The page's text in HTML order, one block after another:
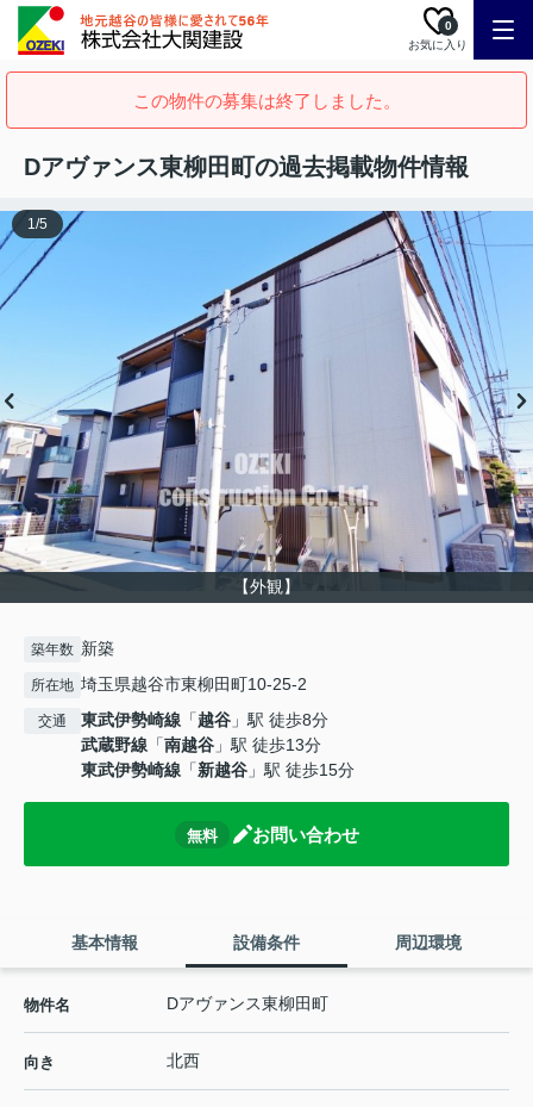
お気に入り
0
この物件の募集は終了しました。
Dアヴァンス東柳田町の過去掲載物件情報
【外観】
1/5
築年数 新築
所在地 埼玉県越谷市東柳田町10-25-2
交通 東武伊勢崎線 「越谷 」駅 徒歩8分
武蔵野線 「南越谷 」駅 徒歩13分
東武伊勢崎線 「新越谷 」駅 徒歩15分
無料 お問い合わせ
基本情報 設備条件 周辺環境
物件名 Dアヴァンス東柳田町
向き 北西